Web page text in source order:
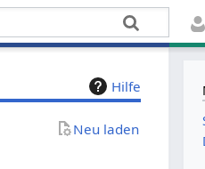
Hilfe
Neu laden